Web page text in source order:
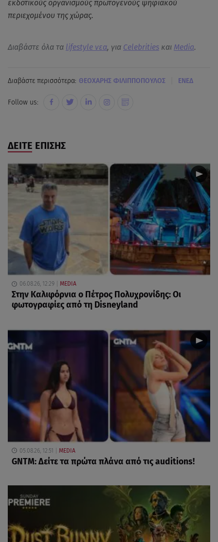
εκδοτικούς οργανισμούς πρωτογενούς ψηφιακού
περιεχομένου της χώρας.
Διαβάστε όλα τα lifestyle νεα, για Celebrities και Media.
Διαβάστε περισσότερα: ΘΕΟΧΑΡΗΣ ΦΙΛΙΠΠΟΠΟΥΛΟΣ ΕΝΕΔ
Follow us:
ΔΕΙΤΕ ΕΠΙΣΗΣ
06.08.26, 12:29 MEDIA
Στην Καλιφόρνια ο Πέτρος Πολυχρονίδης: Οι
φωτογραφίες από τη Disneyland
05.08.26, 12:51 MEDIA
GNTM: Δείτε τα πρώτα πλάνα από τις auditions!